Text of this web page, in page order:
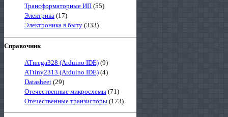
Трансформаторные ИП (55)
Электрика (17)
Электроника в быту (333)
Справочник
ATmega328 (Arduino IDE) (9)
ATtiny2313 (Arduino IDE) (4)
Datasheet (29)
Отечественные микросхемы (71)
Отечественные транзисторы (173)